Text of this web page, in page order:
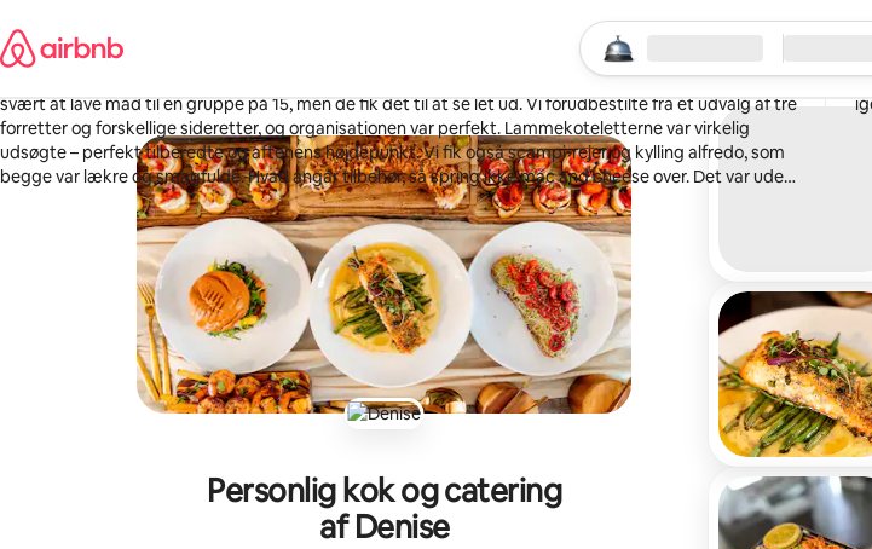
videre
til
Start din søgning
Lokation
Personlig kok og catering
af Denise
San Francisco, Californien
,
·maj 2026
Vi hyrede teamet til min dimissionsmiddag i vores Airbnb, og de overgik alle forventninger. Det er
svært at lave mad til en gruppe på 15, men de fik det til at se let ud. Vi forudbestilte fra et udvalg af tre
forretter og forskellige sideretter, og organisationen var perfekt. Lammekoteletterne var virkelig
udsøgte – perfekt tilberedte og aftenens højdepunkt. Vi fik også scampi-rejer og kylling alfredo, som
begge var lækre og smagfulde. Hvad angår tilbehør, så spring ikke mac and cheese over. Det var uden
tvivl det bedste på bordet! Selv forretterne, såsom tunpoke og friske salater, var et hit. Hvis du vil have
en stressfri, eksklusiv madoplevelse i din lejebolig, skal du booke dem med det samme.